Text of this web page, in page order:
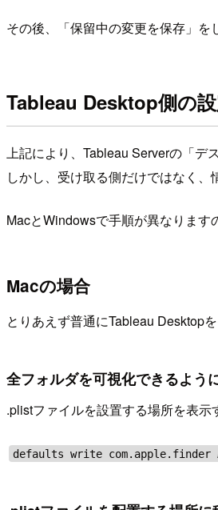
その後、「保留中の変更を保存」を
Tableau Desktop側の
上記により、Tableau Serverの「デ
しかし、受け取る側だけではなく
MacとWindowsで手順が異なります
Macの場合
とりあえず普通にTableau Desktop
全フォルダを可視化できるよう
.plistファイルを設置する場所を表示
defaults write com.apple.finder